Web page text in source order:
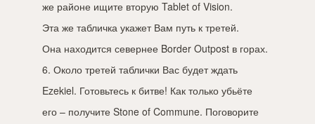
же районе ищите вторую Tablet of Vision.
Эта же табличка укажет Вам путь к третей.
Она находится севернее Border Outpost в горах.
6. Около третей таблички Вас будет ждать
Ezekiel. Готовьтесь к битве! Как только убьёте
его – получите Stone of Commune. Поговорите